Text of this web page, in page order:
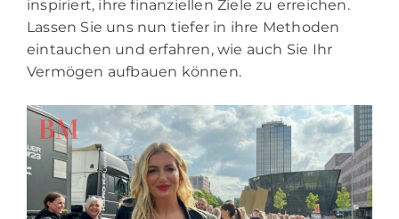
inspiriert, ihre finanziellen Ziele zu erreichen.
Lassen Sie uns nun tiefer in ihre Methoden
eintauchen und erfahren, wie auch Sie Ihr
Vermögen aufbauen können.